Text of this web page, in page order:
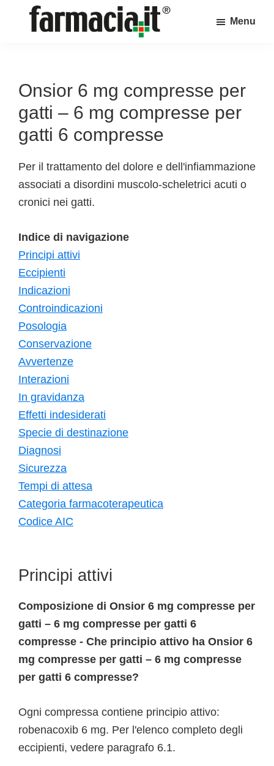
sul
mondo
della
farmacia
Menu
Onsior 6 mg compresse per
gatti – 6 mg compresse per
gatti 6 compresse
Per il trattamento del dolore e dell'infiammazione
associati a disordini muscolo-scheletrici acuti o
cronici nei gatti.
Indice di navigazione
Principi attivi
Eccipienti
Indicazioni
Controindicazioni
Posologia
Conservazione
Avvertenze
Interazioni
In gravidanza
Effetti indesiderati
Specie di destinazione
Diagnosi
Sicurezza
Tempi di attesa
Categoria farmacoterapeutica
Codice AIC
Principi attivi
Composizione di Onsior 6 mg compresse per
gatti – 6 mg compresse per gatti 6
compresse - Che principio attivo ha Onsior 6
mg compresse per gatti – 6 mg compresse
per gatti 6 compresse?
Ogni compressa contiene principio attivo:
robenacoxib 6 mg. Per l'elenco completo degli
eccipienti, vedere paragrafo 6.1.